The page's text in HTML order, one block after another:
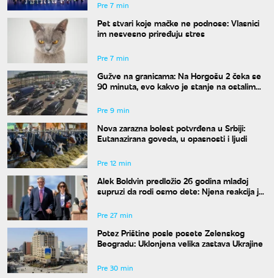
Pre 7 min
Pet stvari koje mačke ne podnose: Vlasnici
im nesvesno priređuju stres
Pre 7 min
Gužve na granicama: Na Horgošu 2 čeka se
90 minuta, evo kakvo je stanje na ostalim
Pre 9 min
Nova zarazna bolest potvrđena u Srbiji:
Eutanazirana goveda, u opasnosti i ljudi
Pre 12 min
Alek Boldvin predložio 26 godina mlađoj
supruzi da rodi osmo dete: Njena reakcija je
Pre 27 min
Potez Prištine posle posete Zelenskog
Beogradu: Uklonjena velika zastava Ukrajine
Pre 30 min